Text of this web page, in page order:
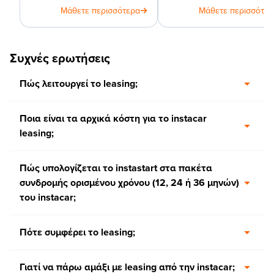
το αυτοκίνητο, ...
Μάθετε περισσότερα
leasing οχημάτων.
Μάθετε
Συχνές ερωτήσεις
Πώς λειτουργεί το leasing;
Ποια είναι τα αρχικά κόστη για το instacar
leasing;
Πώς υπολογίζεται το instastart στα πακέτα
συνδρομής ορισμένου χρόνου (12, 24 ή 36 μηνών)
του instacar;
Πότε συμφέρει το leasing;
Γιατί να πάρω αμάξι με leasing από την instacar;